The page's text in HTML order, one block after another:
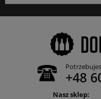
+48
Nasz sklep: